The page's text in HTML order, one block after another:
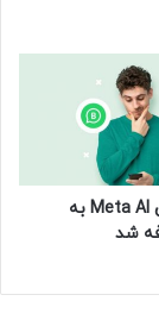
حالت ناشناس Meta AI به
شد